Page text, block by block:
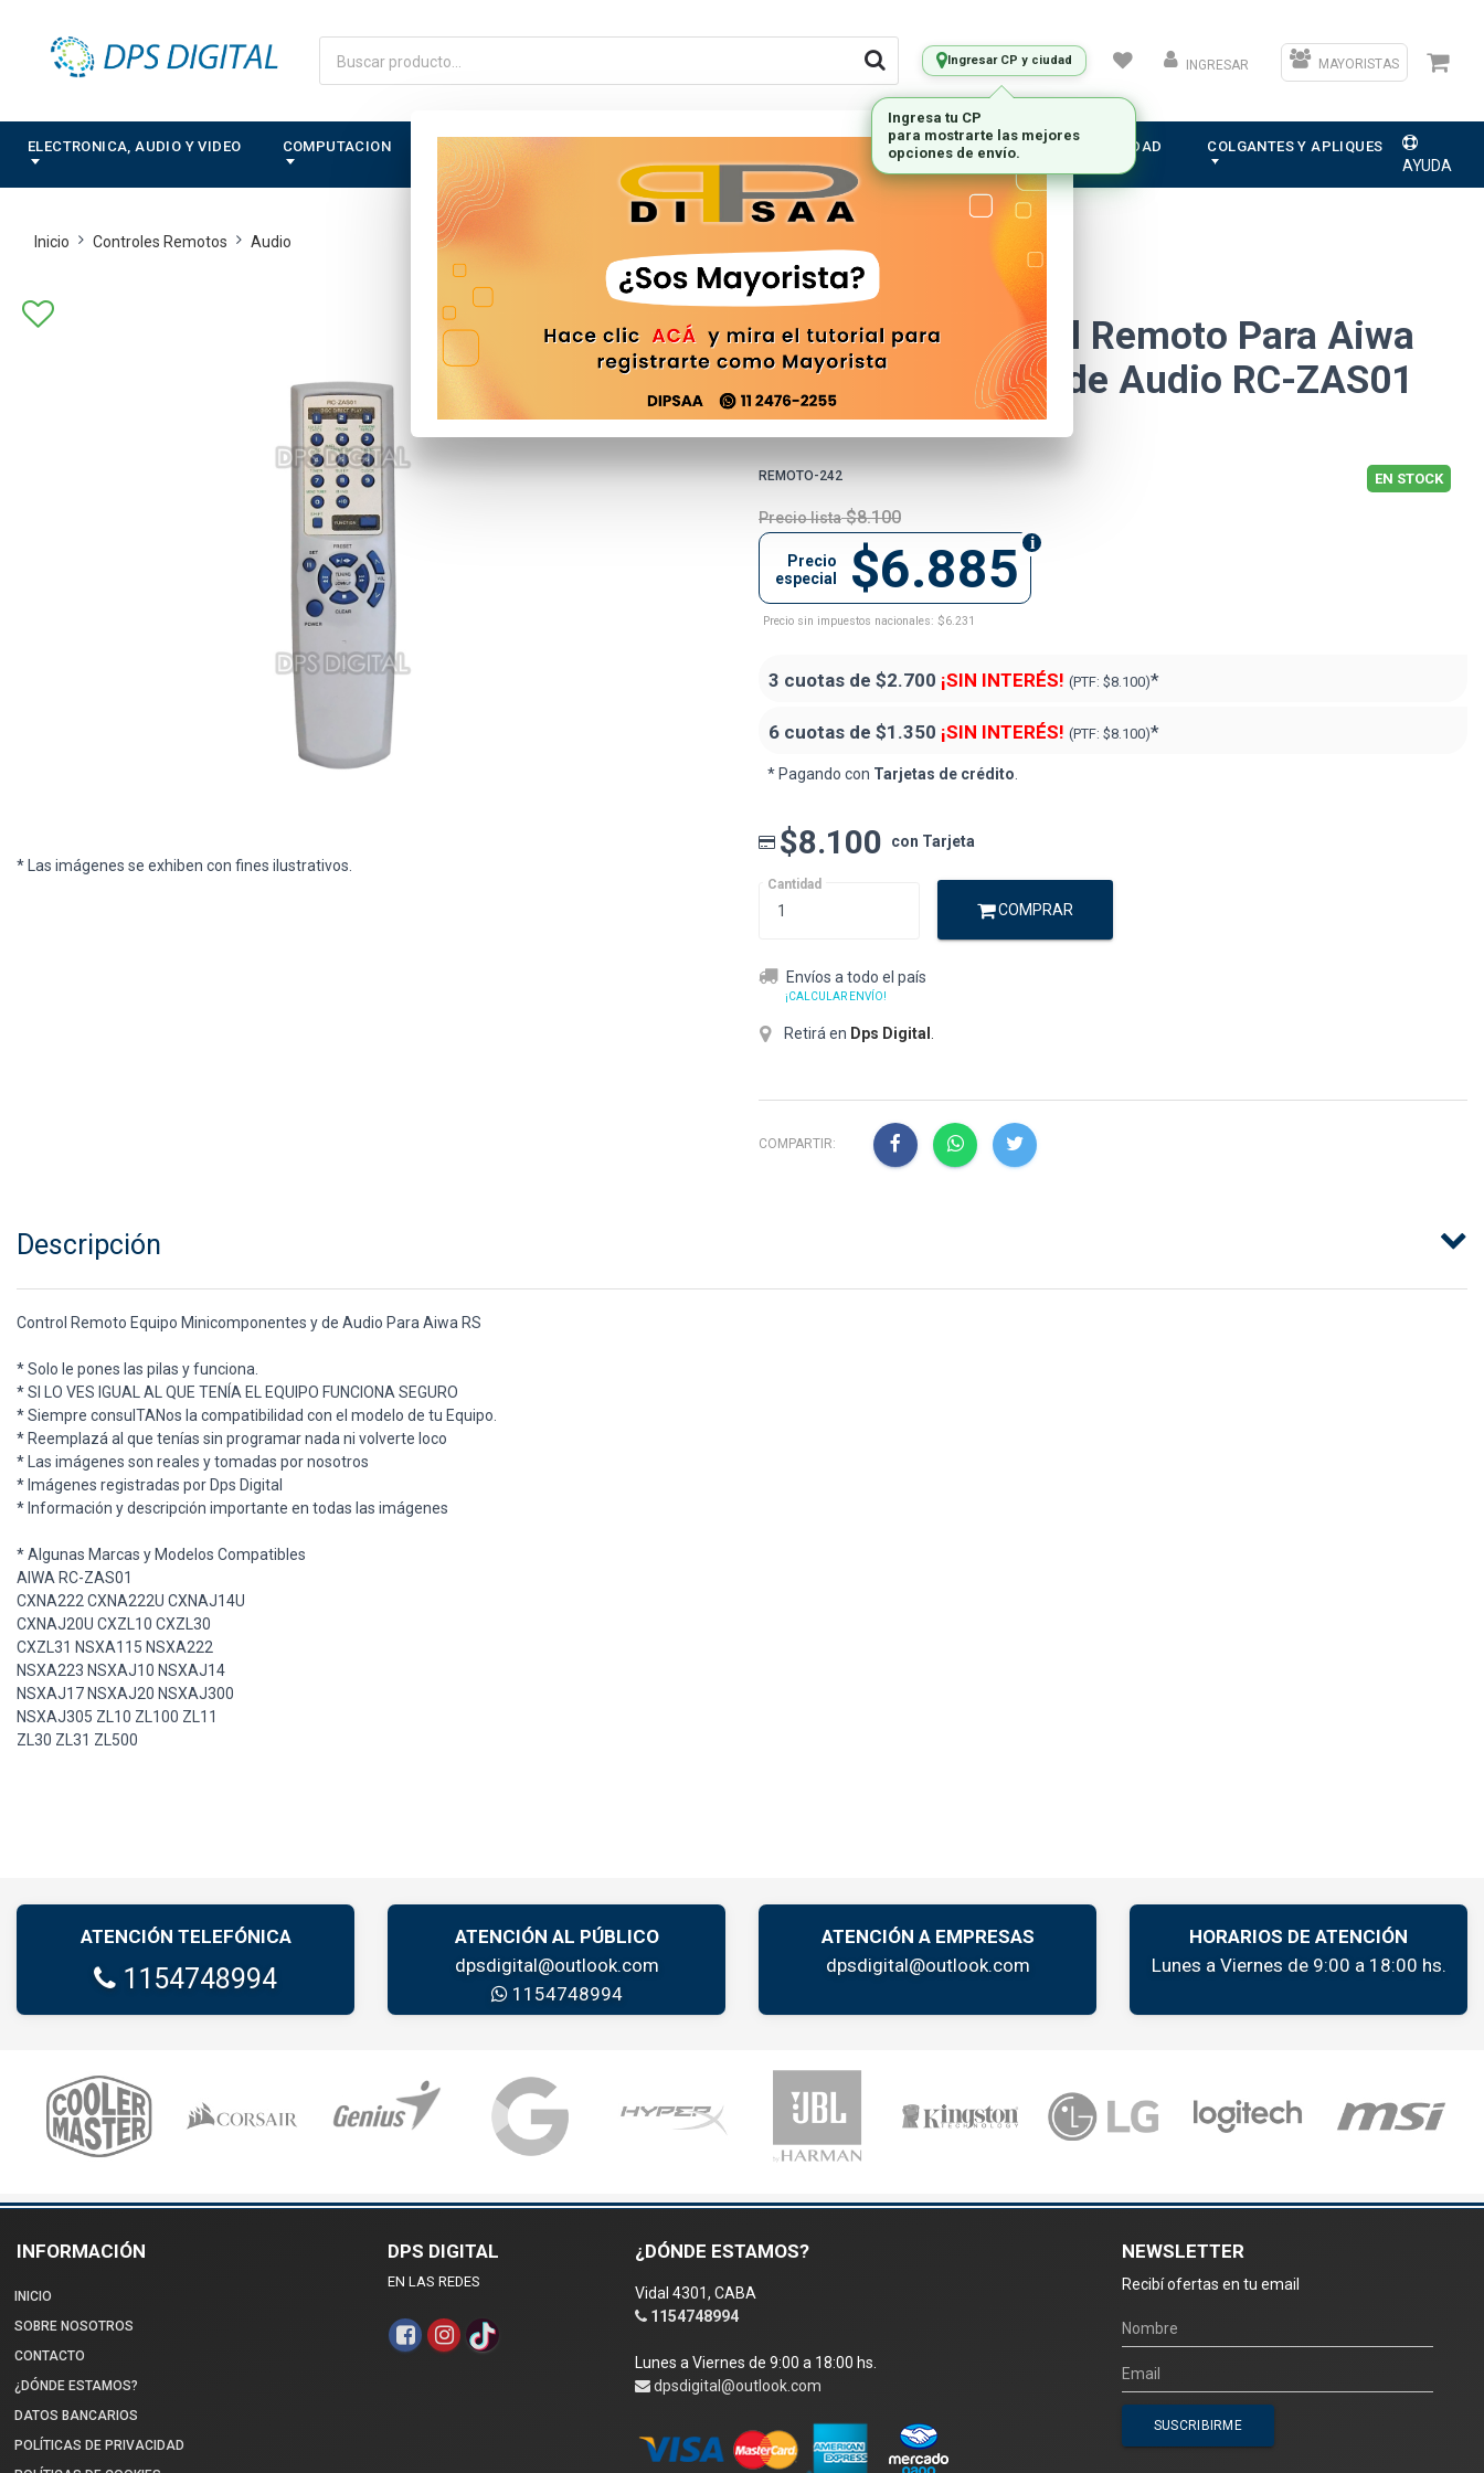
Ingresar CP y ciudad INGRESAR MAYORISTAS
ELECTRONICA, AUDIO Y VIDEO COMPUTACION CONTROLES REMOTOS
ELECTRODOMESTICOS
ILUMINACION ELECTRICIDAD COLGANTES Y APLIQUES
AYUDA
Inicio Controles Remotos Audio
* Las imágenes se exhiben con fines ilustrativos.
(AUD-242) Control Remoto Para Aiwa
Minicomponente de Audio RC-ZAS01
NSX-S
REMOTO-242 EN STOCK
Precio lista $8.100
$6.885
Precio
especial
Precio sin impuestos nacionales: $6.231
3 cuotas de $2.700 ¡SIN INTERÉS! (PTF: $8.100)*
6 cuotas de $1.350 ¡SIN INTERÉS! (PTF: $8.100)*
* Pagando con Tarjetas de crédito
$8.100 con Tarjeta
Cantidad
COMPRAR
Envíos a todo el país
¡CALCULAR ENVÍO!
Retirá en Dps Digital
COMPARTIR:
Descripción
Control Remoto Equipo Minicomponentes y de Audio Para Aiwa RS
* Solo le pones las pilas y funciona.
* SI LO VES IGUAL AL QUE TENÍA EL EQUIPO FUNCIONA SEGURO
* Siempre consulTANos la compatibilidad con el modelo de tu Equipo.
* Reemplazá al que tenías sin programar nada ni volverte loco
* Las imágenes son reales y tomadas por nosotros
* Imágenes registradas por Dps Digital
* Información y descripción importante en todas las imágenes
* Algunas Marcas y Modelos Compatibles
AIWA RC-ZAS01
CXNA222 CXNA222U CXNAJ14U
CXNAJ20U CXZL10 CXZL30
CXZL31 NSXA115 NSXA222
NSXA223 NSXAJ10 NSXAJ14
NSXAJ17 NSXAJ20 NSXAJ300
NSXAJ305 ZL10 ZL100 ZL11
ZL30 ZL31 ZL500
ATENCIÓN TELEFÓNICA
1154748994
ATENCIÓN AL PÚBLICO
dpsdigital@outlook.com
1154748994
ATENCIÓN A EMPRESAS
dpsdigital@outlook.com
HORARIOS DE ATENCIÓN
Lunes a Viernes de 9:00 a 18:00 hs.
INFORMACIÓN
INICIO
SOBRE NOSOTROS
CONTACTO
¿DÓNDE ESTAMOS?
DATOS BANCARIOS
POLÍTICAS DE PRIVACIDAD
DPS DIGITAL
EN LAS REDES
¿DÓNDE ESTAMOS?
Vidal 4301, CABA
1154748994
Lunes a Viernes de 9:00 a 18:00 hs.
dpsdigital@outlook.com
NEWSLETTER
Recibí ofertas en tu email
Ingresa tu CP
para mostrarte las mejores
opciones de envío.